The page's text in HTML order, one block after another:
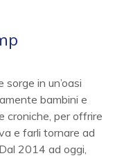
in un’oasi
bambini e
croniche, per offrire
e farli tornare ad
2014 ad oggi,